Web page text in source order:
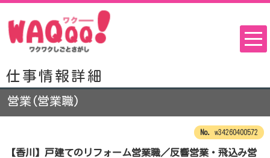
仕事情報詳細
営業(営業職)
w34260400572
【香川】戸建てのリフォーム営業職／反響営業・飛込み営